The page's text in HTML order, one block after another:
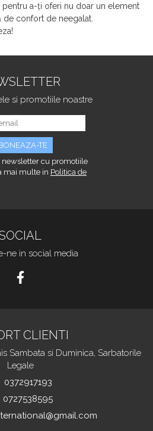
a-ți oferi nu doar un element
confort de neegalat.
si promotiile noastre
newsletter cu promotiile
mai multe in Politica de
ne in social media
CLIENTI
Sambata si Duminica, Sarbatorile
Legale
0372917193
0727538595